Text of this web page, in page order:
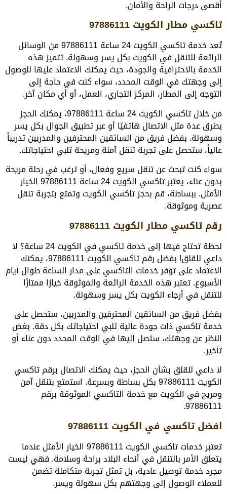
أقصى درجات الراحة والأمان.
تاكسي مطار الكويت 97886111
تُعد خدمة تاكسي الكويت 24 ساعة 97886111 من الوسائل
الرائعة للتنقل في الكويت بكل يسر وسهولة. تتميز هذه
الخدمة بالاحترافية والجودة، حيث يمكنك الاعتماد عليها للوصول
إلى وجهتك في الوقت المحدد، سواء كنت في حاجة إلى
التوجه إلى المطار، المركز التجاري، العمل، أو أي مكان آخر.
من خلال تاكسي الكويت 24 ساعة 97886111، يمكنك الحجز
بطرق عدة مثل الاتصال هاتفيًا أو عبر تطبيق الجوال بكل يسر
وسهولة. بفضل فريق من السائقين المحترفين والمدربين تدريباً
عالياً، ستحصل على تجربة تنقل آمنة ومريحة تلبي احتياجاتك.
سواء كنت تبحث عن تنقل سريع وفعال، أو ترغب في رحلة مريحة
بدون عناء، يعتبر تاكسي الكويت 24 ساعة 97886111 الخيار
الأمثل. ببساطة، قم بحجز تاكسي الكويت وتمتع بتجربة تنقل
عصرية وموثوقة.
رقم تاكسي مطار الكويت 97886111
لحظة تحتاج فيها إلى خدمة تاكسي في الكويت 24 ساعة؟ لا
داعي للقلق! بفضل رقم تاكسي الكويت 97886111، يمكنك
الاعتماد على توفر خدمات التاكسي على مدار الساعة طوال أيام
الأسبوع. تعتبر هذه الخدمة الرائعة والموثوقة خيارًا ممتازًا
للتنقل في أرجاء الكويت بكل يسر وسهولة.
بفضل فريق من السائقين المحترفين والمدربين، ستحصل على
خدمة تاكسي ذات جودة عالية تلبي احتياجاتك بكل دقة. بغض
النظر عن وجهتك، ستصل إليها في الوقت المحدد دون عناء أو
تأخير.
لا داعي للقلق بشأن الحجز، حيث يمكنك الاتصال برقم تاكسي
الكويت 97886111 بكل بساطة وبسرعة. استمتع بتنقل آمن
ومريح في الكويت مع خدمة التاكسي الموثوقة برقم
97886111.
افضل تاكسي في الكويت 97886111
تعتبر خدمات تاكسي الكويت 97886111 الخيار الأمثل عندما
يتعلق الأمر بالتنقل في أنحاء البلاد براحة وسلامة. فهي ليست
مجرد خدمة توصيل عادية، بل تمثل تجربة متكاملة تضمن
للعملاء الوصول إلى وجهتهم بكل سهولة ويسر.